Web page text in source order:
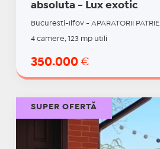
absoluta - Lux exotic
Bucuresti-Ilfov - APARATORII PATRIEI
4 camere, 123 mp utili
350.000 €
SUPER OFERTĂ